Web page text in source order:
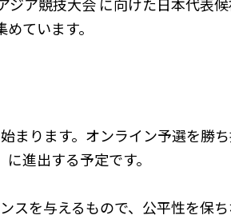
ています。
まります。オンライン予選を勝
進出する予定です。
スを与えるもので、公平性を保